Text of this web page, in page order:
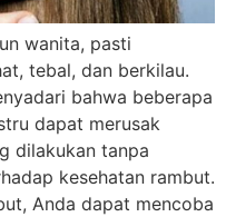
wanita, pasti
tebal, dan berkilau.
bahwa beberapa
dapat merusak
dilakukan tanpa
kesehatan rambut.
Anda dapat mencoba